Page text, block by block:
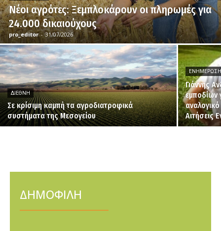
Νέοι αγρότες: Ξεμπλοκάρουν οι πληρωμές για
24.000 δικαιούχους
pro_editor - 31/07/2026
ΔΙΕΘΝΉ
Σε κρίσιμη καμπή τα αγροδιατροφικά
συστήματα της Μεσογείου
Γιάννης
εμποδίων
Αιτήσεις
ΔΗΜΟΦΙΛΗ